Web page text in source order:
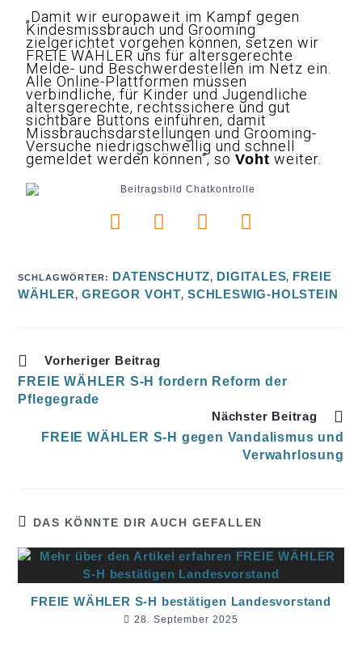
„Damit wir europaweit im Kampf gegen
Kindesmissbrauch und Grooming
zielgerichtet vorgehen können, setzen wir
FREIE WÄHLER uns für altersgerechte
Melde- und Beschwerdestellen im Netz ein.
Alle Online-Plattformen müssen
verbindliche, für Kinder und Jugendliche
altersgerechte, rechtssichere und gut
sichtbare Buttons einführen, damit
Missbrauchsdarstellungen und Grooming-
Versuche niedrigschwellig und schnell
gemeldet werden können“, soVoht weiter.
SCHLAGWÖRTER: DATENSCHUTZ, DIGITALES, FREIE
WÄHLER, GREGOR VOHT, SCHLESWIG-HOLSTEIN
Vorheriger Beitrag
FREIE WÄHLER S-H fordern Reform der
Pflegegrade
Nächster Beitrag
FREIE WÄHLER S-H gegen Vandalismus und
Verwahrlosung
DAS KÖNNTE DIR AUCH GEFALLEN
FREIE WÄHLER S-H bestätigen Landesvorstand
28. September 2025